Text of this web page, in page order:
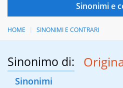
HOME SINONIMI E CONTRARI
Sinonimo di:
Sinonimi